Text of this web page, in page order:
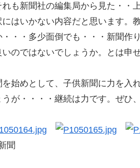
も新聞社の編集局から見た・・
はいかない内容だと思います。
・・多少面倒でも・・・新聞作
のではないでしょうか。とは申
始めとして、子供新聞に力を入
うが・・・・継続は力です。
聞